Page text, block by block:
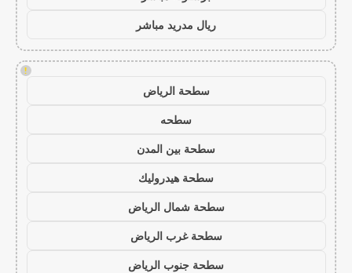
ريال مدريد مباشر
!
سطحة الرياض
سطحه
سطحة بين المدن
سطحة هيدروليك
سطحة شمال الرياض
سطحة غرب الرياض
سطحة جنوب الرياض